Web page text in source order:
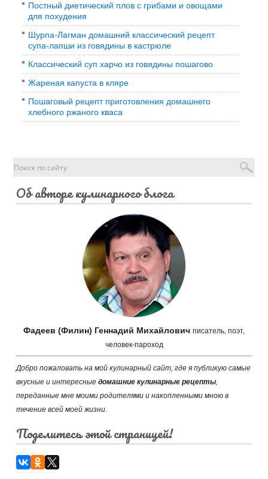
Постный диетический плов с грибами и овощами
для похудения
Шурпа-Лагман домашний классический рецепт
супа-лапши из говядины в кастрюле
Классический суп харчо из говядины пошагово
Жареная капуста в кляре
Пошаговый рецепт приготовления домашнего
хлебного ржаного кваса
Об авторе кулинарного блога
Фадеев (Филин) Геннадий Михайлович писатель, поэт,
человек-пароход
Добро пожаловать на мой кулинарный сайт, где я публикую самые
вкусные и интересныедомашние кулинарные рецепты
переданные мне моими родителями и накопленными мною в
течение всей моей жизни.
Поделитесь этой страницей!